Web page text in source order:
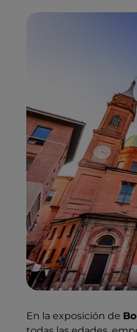
En la exposición de